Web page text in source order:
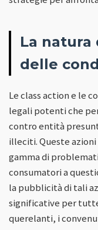
La natura
delle
Le class action e le
legali potenti che
contro entità
illeciti. Queste
gamma di
consumatori a
la pubblicità di tali
significative per
querelanti, i